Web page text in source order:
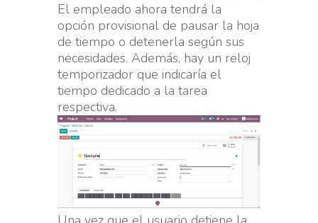
El empleado ahora tendrá la
opción provisional de pausar la hoja
de tiempo o detenerla según sus
necesidades. Además, hay un reloj
temporizador que indicaría el
tiempo dedicado a la tarea
respectiva.